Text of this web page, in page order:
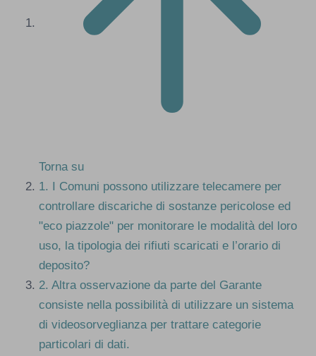
Torna su
1. I Comuni possono utilizzare telecamere per
controllare discariche di sostanze pericolose ed
"eco piazzole" per monitorare le modalità del loro
uso, la tipologia dei rifiuti scaricati e l’orario di
deposito?
2. Altra osservazione da parte del Garante
consiste nella possibilità di utilizzare un sistema
di videosorveglianza per trattare categorie
particolari di dati.